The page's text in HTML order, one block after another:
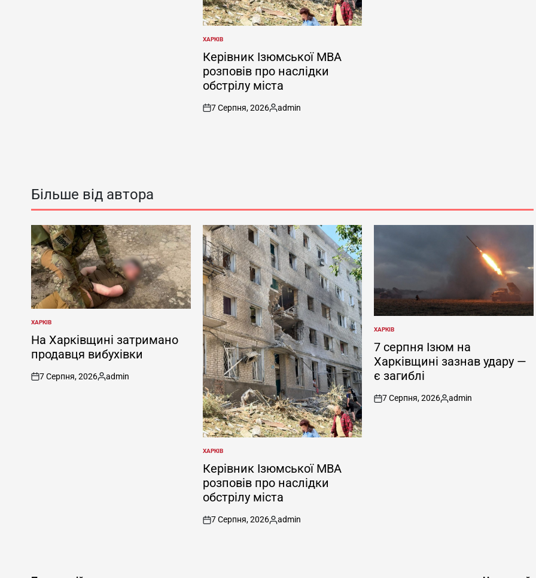
ОПУБЛІКУВАТИ
У
ХАРКІВ
Керівник Ізюмської МВА
розповів про наслідки
обстрілу міста
on
7 Серпня, 2026
Опубліковано
admin
Більше від автора
ОПУБЛІКУВАТИ
У
ХАРКІВ
На Харківщині затримано
продавця вибухівки
on
7 Серпня, 2026
Опубліковано
admin
ОПУБЛІКУВАТИ
У
ХАРКІВ
Керівник Ізюмської МВА
розповів про наслідки
обстрілу міста
on
7 Серпня, 2026
Опубліковано
admin
ОПУБЛІКУВАТИ
У
ХАРКІВ
7 серпня Ізюм на
Харківщині зазнав удару —
є загиблі
on
7 Серпня, 2026
Опубліковано
admin